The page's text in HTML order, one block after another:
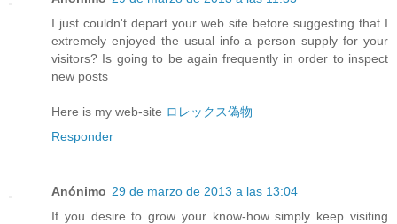
I just couldn't depart your web site before suggesting that I
extremely enjoyed the usual info a person supply for your
visitors? Is going to be again frequently in order to inspect
new posts
Here is my web-site ロレックス偽物
Responder
Anónimo 29 de marzo de 2013 a las 13:04
If you desire to grow your know-how simply keep visiting